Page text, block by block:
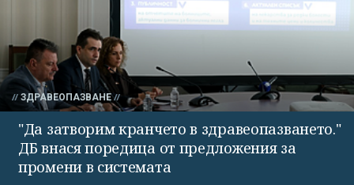
ЗДРАВЕОПАЗВАНЕ
"Да затворим кранчето в здравеопазването."
ДБ внася поредица от предложения за
промени в системата